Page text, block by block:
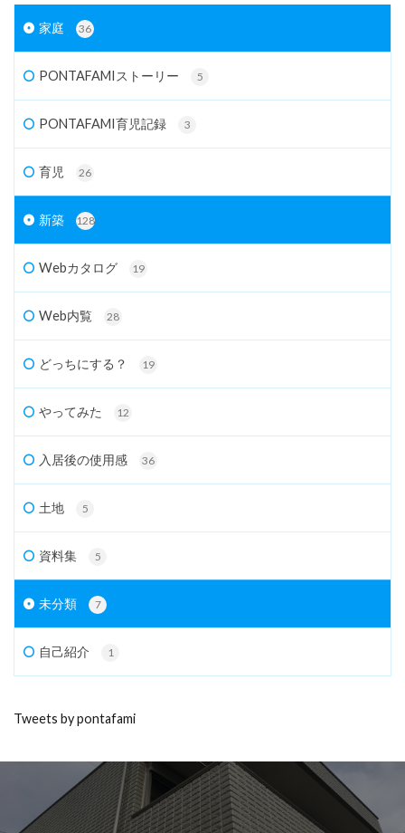
家庭 36
PONTAFAMIストーリー 5
PONTAFAMI育児記録 3
育児 26
新築 128
Webカタログ 19
Web内覧 28
どっちにする？ 19
やってみた 12
入居後の使用感 36
土地 5
資料集 5
未分類 7
自己紹介 1
Tweets by pontafami